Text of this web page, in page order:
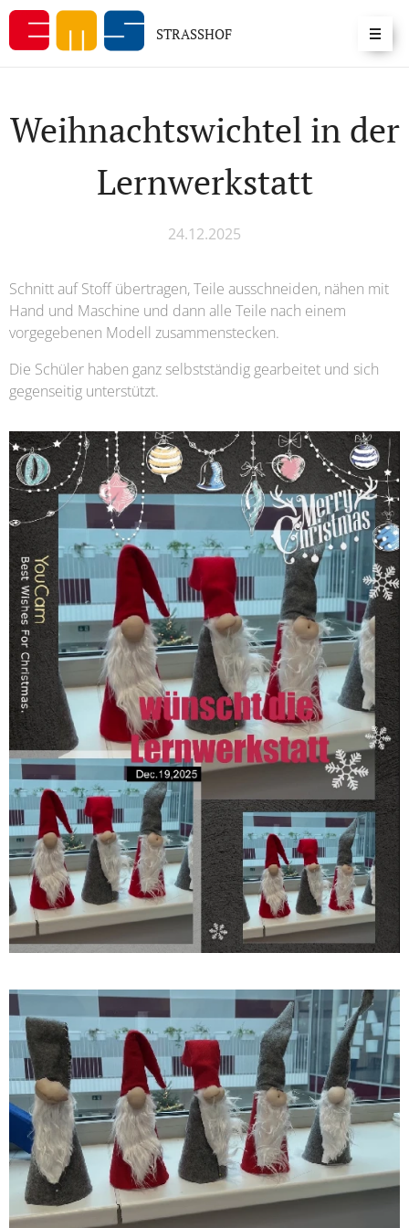
STRASSHOF
Weihnachtswichtel in der
Lernwerkstatt
24.12.2025
Schnitt auf Stoff übertragen, Teile ausschneiden, nähen mit
Hand und Maschine und dann alle Teile nach einem
vorgegebenen Modell zusammenstecken.
Die Schüler haben ganz selbstständig gearbeitet und sich
gegenseitig unterstützt.